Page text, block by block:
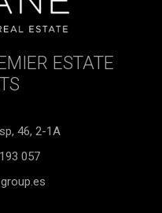
ESTATE
46, 2-1A
057